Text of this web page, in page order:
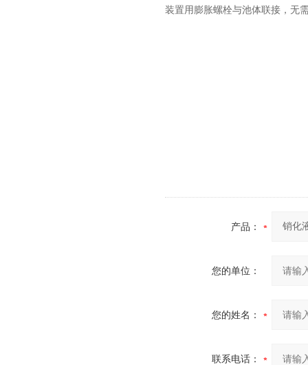
装置用膨胀螺栓与池体联接，无
产品：
您的单位：
您的姓名：
联系电话：